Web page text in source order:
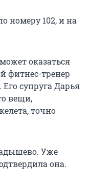
номеру 102, и на
оказаться
фитнес-тренер
супруга Дарья
вещи,
точно
Уже
она.